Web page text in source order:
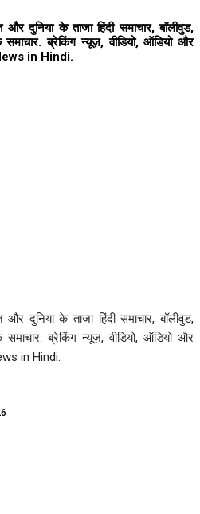
दुनिया के ताजा हिंदी समाचार, बॉलीवुड,
ब्रेकिंग न्यूज़, वीडियो, ऑडियो और
in Hindi.
दुनिया के ताजा हिंदी समाचार, बॉलीवुड,
ब्रेकिंग न्यूज़, वीडियो, ऑडियो और
in Hindi.